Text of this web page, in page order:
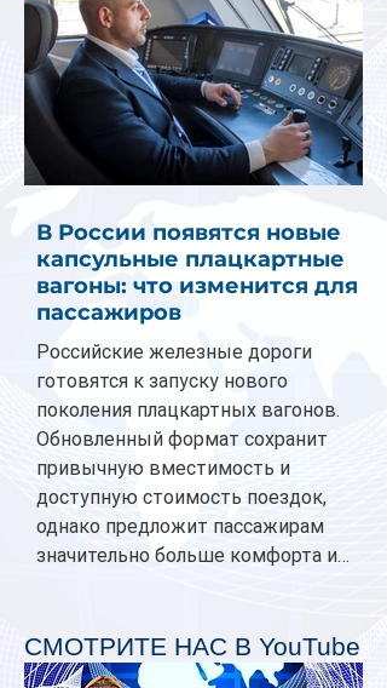
В России появятся новые
капсульные плацкартные
вагоны: что изменится для
пассажиров
Российские железные дороги
готовятся к запуску нового
поколения плацкартных вагонов.
Обновленный формат сохранит
привычную вместимость и
доступную стоимость поездок,
однако предложит пассажирам
значительно больше комфорта и
планируется начать в 2027 году.
Одним из главных нововведений
СМОТРИТЕ НАС В YouTube